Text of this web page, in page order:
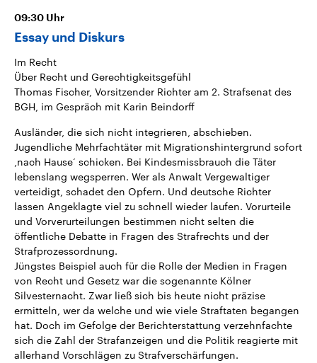
09:30 Uhr
Essay und Diskurs
Im Recht
Über Recht und Gerechtigkeitsgefühl
Thomas Fischer, Vorsitzender Richter am 2. Strafsenat des
BGH, im Gespräch mit Karin Beindorff
Ausländer, die sich nicht integrieren, abschieben.
Jugendliche Mehrfachtäter mit Migrationshintergrund sofort
‚nach Hause‘ schicken. Bei Kindesmissbrauch die Täter
lebenslang wegsperren. Wer als Anwalt Vergewaltiger
verteidigt, schadet den Opfern. Und deutsche Richter
lassen Angeklagte viel zu schnell wieder laufen. Vorurteile
und Vorverurteilungen bestimmen nicht selten die
öffentliche Debatte in Fragen des Strafrechts und der
Strafprozessordnung.
Jüngstes Beispiel auch für die Rolle der Medien in Fragen
von Recht und Gesetz war die sogenannte Kölner
Silvesternacht. Zwar ließ sich bis heute nicht präzise
ermitteln, wer da welche und wie viele Straftaten begangen
hat. Doch im Gefolge der Berichterstattung verzehnfachte
sich die Zahl der Strafanzeigen und die Politik reagierte mit
allerhand Vorschlägen zu Strafverschärfungen.